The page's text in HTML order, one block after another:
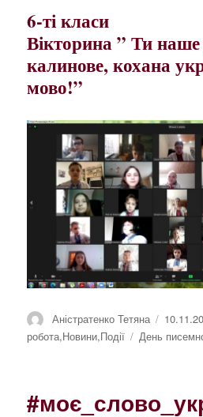
6-ті класи
Вікторина ” Ти
калинове, кохана
мово!”
Автор
Аністратенко Тетяна
робота,Новини,Події Позначки
День